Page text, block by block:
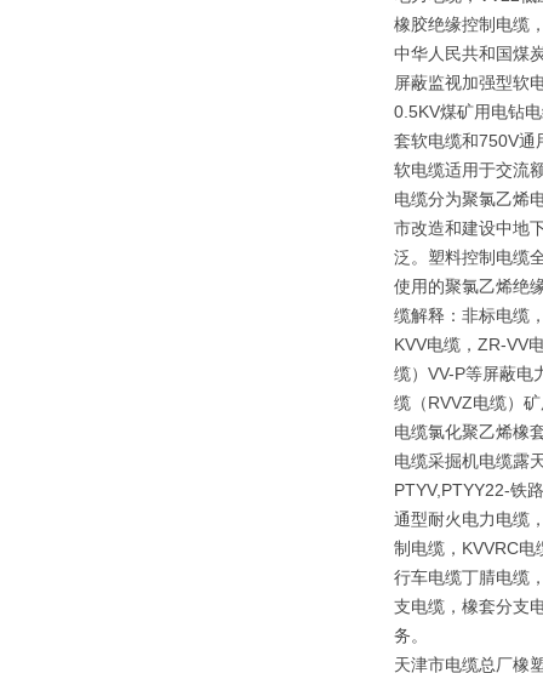
橡胶绝缘控制电缆
中华人民共和国煤
屏蔽监视加强型软
0.5KV煤矿用电钻
套软电缆和750V通
软电缆适用于交流
电缆分为聚氯乙烯
市改造和建设中地
泛。塑料控制电缆
使用的聚氯乙烯绝
缆解释：非标电缆
KVV电缆，ZR-VV
缆）VV-P等屏蔽电
缆（RVVZ电缆）
电缆氯化聚乙烯橡
电缆采掘机电缆露
PTYV,PTYY22-铁
通型耐火电力电缆
制电缆，KVVRC
行车电缆丁腈电缆
支电缆，橡套分支
务。
天津市电缆总厂橡